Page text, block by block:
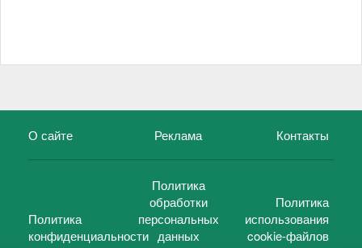
О сайте Реклама Контакты
Политика
конфиденциальности
Политика
обработки
персональных
данных
Политика
использования
cookie-файлов